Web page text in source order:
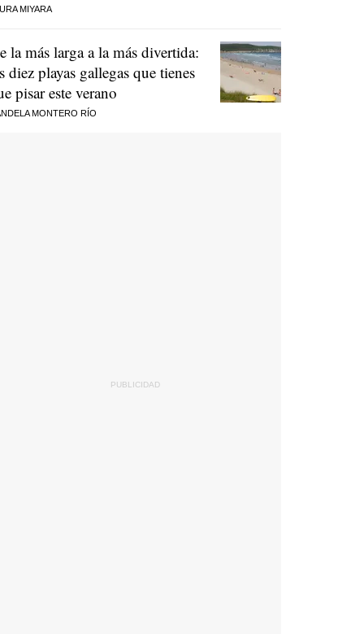
MIYARA
la más larga a la más divertida:
diez playas gallegas que tienes
pisar este verano
MONTERO RÍO